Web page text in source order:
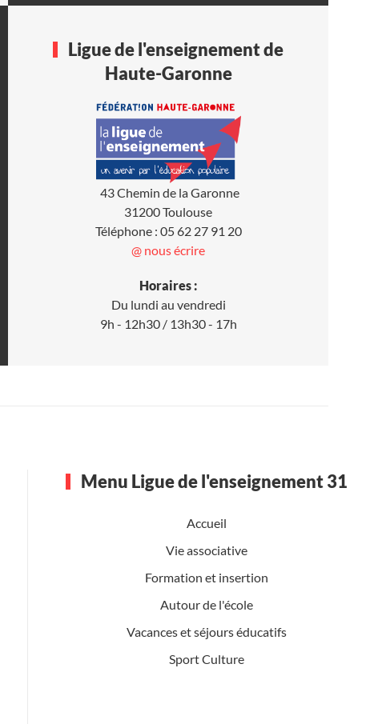
Ligue de l'enseignement de
Haute-Garonne
43 Chemin de la Garonne
31200 Toulouse
Téléphone : 05 62 27 91 20
@ nous écrire
Horaires :
Du lundi au vendredi
9h - 12h30 / 13h30 - 17h
Menu Ligue de l'enseignement 31
Accueil
Vie associative
Formation et insertion
Autour de l'école
Vacances et séjours éducatifs
Sport Culture